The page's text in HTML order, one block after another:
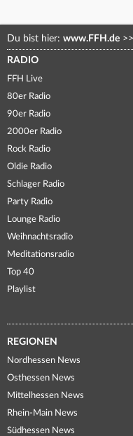
Du bist hier: www.FFH.de
RADIO
FFH Live
80er Radio
90er Radio
2000er Radio
Rock Radio
Oldie Radio
Schlager Radio
Party Radio
Lounge Radio
Weihnachtsradio
Meditationsradio
Top 40
Playlist
REGIONEN
Nordhessen News
Osthessen News
Mittelhessen News
Rhein-Main News
Südhessen News